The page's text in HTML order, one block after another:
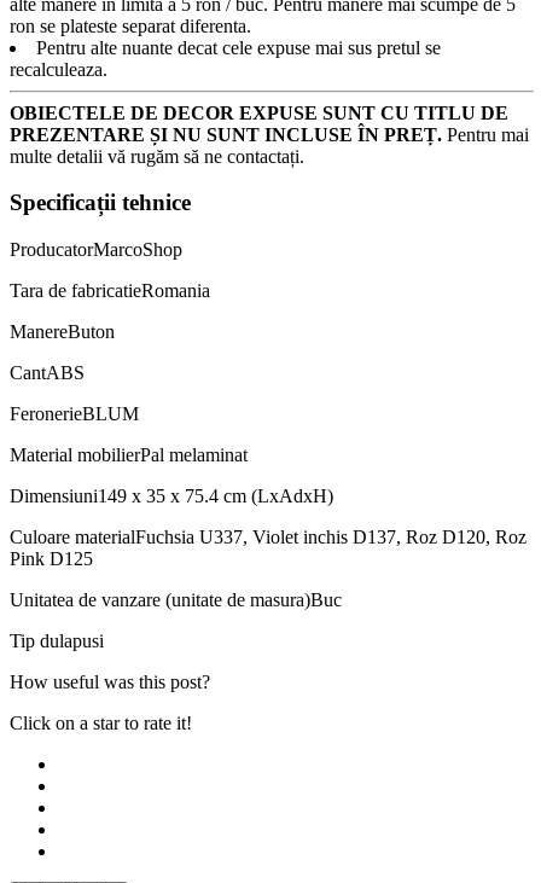
ron se plateste separat diferenta.
Pentru alte nuante decat cele expuse mai sus pretul se
recalculeaza.
OBIECTELE DE DECOR EXPUSE SUNT CU TITLU DE
PREZENTARE ȘI NU SUNT INCLUSE ÎN PREȚ. Pentru mai
multe detalii vă rugăm să ne contactați.
Specificații tehnice
ProducatorMarcoShop
Tara de fabricatieRomania
ManereButon
CantABS
FeronerieBLUM
Material mobilierPal melaminat
Dimensiuni149 x 35 x 75.4 cm (LxAdxH)
Culoare materialFuchsia U337, Violet inchis D137, Roz D120, Roz
Pink D125
Unitatea de vanzare (unitate de masura)Buc
Tip dulapusi
How useful was this post?
Click on a star to rate it!